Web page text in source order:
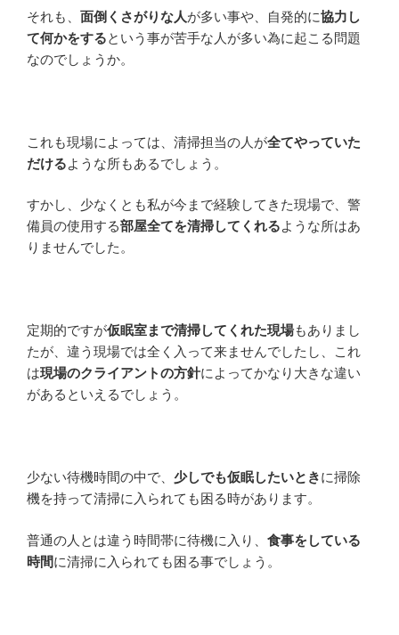
それも、 面倒くさがりな人が多い事や、自発的に協力し
て何かをするという事が苦手な人が多い為に起こる問題
なのでしょうか。
これも現場によっては、清掃担当の人が全てやっていた
だけるような所もあるでしょう。
すかし、少なくとも私が今まで経験してきた現場で、警
備員の使用する部屋全てを清掃してくれるような所はあ
りませんでした。
定期的ですが仮眠室まで清掃してくれた現場もありまし
たが、違う現場では全く入って来ませんでしたし、これ
は現場のクライアントの方針によってかなり大きな違い
があるといえるでしょう。
少ない待機時間の中で、 少しでも仮眠したいときに掃除
機を持って清掃に入られても困る時があります。
普通の人とは違う時間帯に待機に入り、 食事をしている
時間に清掃に入られても困る事でしょう。